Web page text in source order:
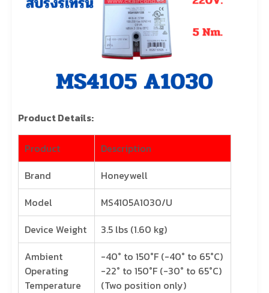
Product Details:
Product
Description
Brand
Honeywell
Model
MS4105A1030/U
Device Weight
3.5 lbs (1.60 kg)
Ambient
Operating
Temperature
-40° to 150°F (-40° to 65°C)
-22° to 150°F (-30° to 65°C)
(Two position only)